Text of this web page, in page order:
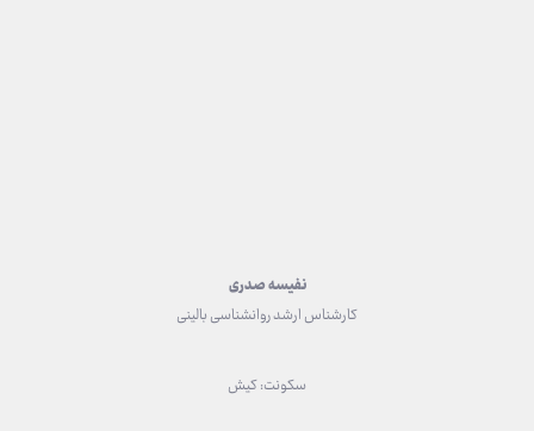
نفیسه صدری
کارشناس ارشد روانشناسی بالینی
سکونت: کیش